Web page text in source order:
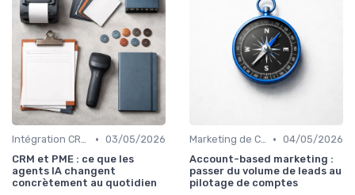
Intégration CRM et Marketing • 03/05/2026
CRM et PME : ce que les
agents IA changent
concrètement au quotidien
Marketing de Contenu • 04/05/2026
Account-based marketing :
passer du volume de leads au
pilotage de comptes